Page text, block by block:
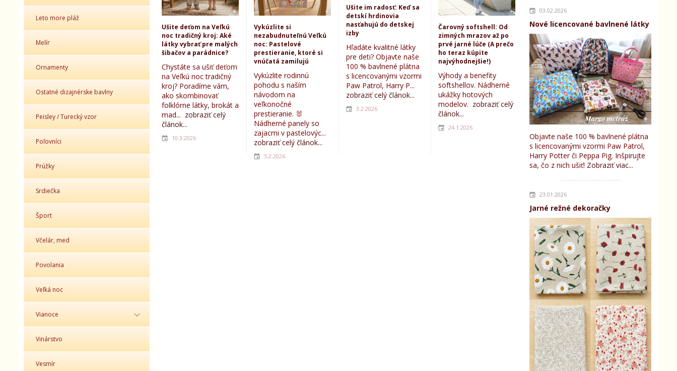
Leto more pláž
Melír
Ornamenty
Ostatné dizajnérske bavlny
Peisley / Turecký vzor
Poľovníci
Prúžky
Srdiečka
Šport
Včelár, med
Povolania
Veľká noc
Vianoce
Vinárstvo
Vesmír
03.02.2026
Nové licencované bavlnené látky
Objavte naše 100 % bavlnené plátna
s licencovanými vzormi Paw Patrol,
Harry Potter či Peppa Pig. Inšpirujte
sa, čo z nich ušiť! Zobraziť viac...
23.01.2026
Jarné režné dekoračky
Ušite deťom na Veľkú
noc tradičný kroj: Aké
látky vybrať pre malých
šibačov a parádnice?
Chystáte sa ušiť deťom
na Veľkú noc tradičný
kroj? Poradíme vám,
ako skombinovať
folklórne látky, brokát a
mad... zobraziť celý
článok...
10.3.2026
Vykúzlite si
nezabudnuteľnú Veľkú
noc: Pastelové
prestieranie, ktoré si
vnúčatá zamilujú
Vykúzlite rodinnú
pohodu s naším
návodom na
veľkonočné
prestieranie. 🐰
Nádherné panely so
zajacmi v pastelovýc...
zobraziť celý článok...
5.2.2026
Ušite im radosť: Keď sa
detskí hrdinovia
nasťahujú do detskej
izby
Hľadáte kvalitné látky
pre deti? Objavte naše
100 % bavlnené plátna
s licencovanými vzormi
Paw Patrol, Harry P...
zobraziť celý článok...
3.2.2026
Čarovný softshell: Od
zimných mrazov až po
prvé jarné lúče (A prečo
ho teraz kúpite
najvýhodnejšie!)
Výhody a benefity
softshellov. Nádherné
ukážky hotových
modelov. zobraziť celý
článok...
24.1.2026